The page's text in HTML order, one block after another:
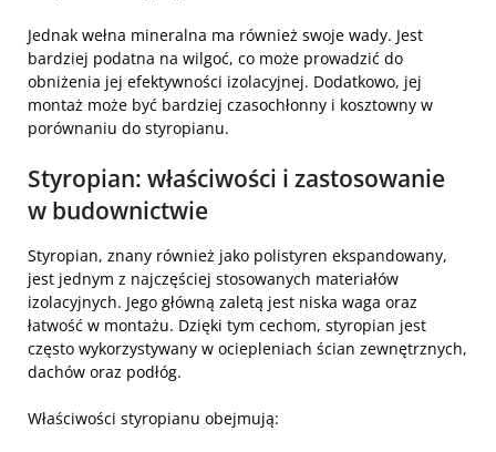
Jednak wełna mineralna ma również swoje wady. Jest
bardziej podatna na wilgoć, co może prowadzić do
obniżenia jej efektywności izolacyjnej. Dodatkowo, jej
montaż może być bardziej czasochłonny i kosztowny w
porównaniu do styropianu.
Styropian: właściwości i zastosowanie
w budownictwie
Styropian, znany również jako polistyren ekspandowany,
jest jednym z najczęściej stosowanych materiałów
izolacyjnych. Jego główną zaletą jest niska waga oraz
łatwość w montażu. Dzięki tym cechom, styropian jest
często wykorzystywany w ociepleniach ścian zewnętrznych,
dachów oraz podłóg.
Właściwości styropianu obejmują: